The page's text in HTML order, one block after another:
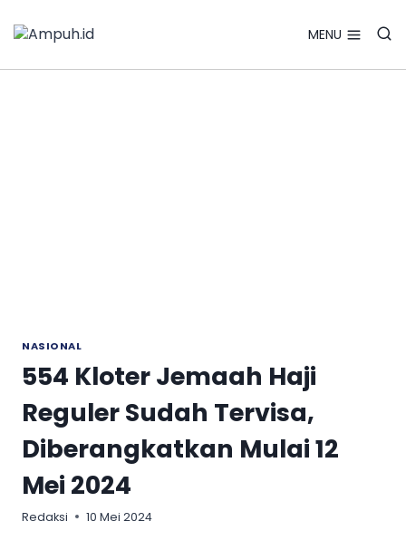
to
content
MENU
NASIONAL
554 Kloter Jemaah Haji
Reguler Sudah Tervisa,
Diberangkatkan Mulai 12
Mei 2024
Redaksi 10 Mei 2024